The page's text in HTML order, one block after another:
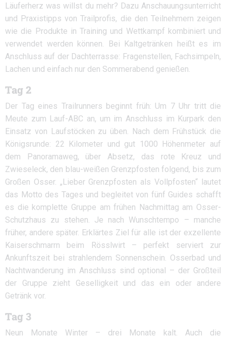
Läuferherz was willst du mehr? Dazu Anschauungsunterricht
und Praxistipps von Trailprofis, die den Teilnehmern zeigen
wie die Produkte in Training und Wettkampf kombiniert und
verwendet werden können. Bei Kaltgetränken heißt es im
Anschluss auf der Dachterrasse: Fragenstellen, Fachsimpeln,
Lachen und einfach nur den Sommerabend genießen.
Tag 2
Der Tag eines Trailrunners beginnt früh: Um 7 Uhr tritt die
Meute zum Lauf-ABC an, um im Anschluss im Kurpark den
Einsatz von Laufstöcken zu üben. Nach dem Frühstück die
Königsrunde: 22 Kilometer und gut 1000 Höhenmeter auf
dem Panoramaweg, über Absetz, das rote Kreuz und
Zwieseleck, den blau-weißen Grenzpfosten folgend, bis zum
Großen Osser. „Lieber Grenzpfosten als Vollpfosten“ lautet
das Motto des Tages und begleitet von fünf Guides schafft
es die komplette Gruppe am frühen Nachmittag am Osser-
Schutzhaus zu stehen. Je nach Wunschtempo – manche
früher, andere später. Erklärtes Ziel für alle ist der exzellente
Kaiserschmarrn beim Rösslwirt – perfekt serviert zur
Ankunftszeit bei strahlendem Sonnenschein. Osserbad und
Nachtwanderung im Anschluss sind optional – der Großteil
der Gruppe zieht Geselligkeit und das ein oder andere
Getränk vor.
Tag 3
Neun Monate Winter – drei Monate kalt. Auch die